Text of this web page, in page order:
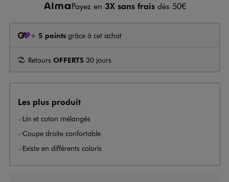
Payez en 3X sans frais dès 50€
+ 5 points grâce à cet achat
Retours OFFERTS 30 jours
Les plus produit
Lin et coton mélangés
Coupe droite confortable
Existe en différents coloris